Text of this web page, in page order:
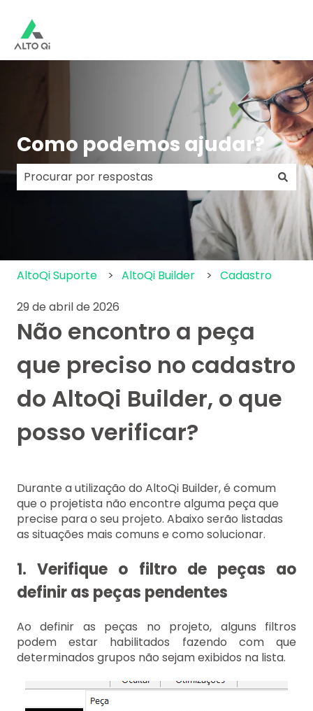
Como podemos ajudar?
Não há sugestões porque o campo de pesquisa
AltoQi Suporte AltoQi Builder
Cadastro
29 de abril de 2026
Não encontro a peça
que preciso no cadastro
do AltoQi Builder, o que
posso verificar?
Durante a utilização do AltoQi Builder, é comum
que o projetista não encontre alguma peça que
precise para o seu projeto. Abaixo serão listadas
as situações mais comuns e como solucionar.
1. Verifique o filtro de peças ao
definir as peças pendentes
Ao definir as peças no projeto, alguns filtros
podem estar habilitados fazendo com que
determinados grupos não sejam exibidos na lista.